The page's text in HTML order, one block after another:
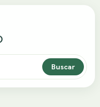
Buscar